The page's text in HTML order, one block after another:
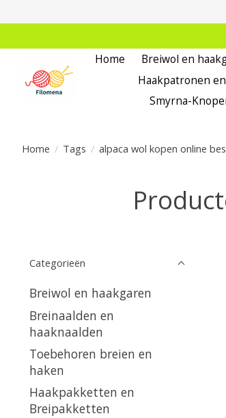
Home Breiwol en
Haakpatronen
Smyrna-
Home / Tags / alpaca wol kopen online
Categorieën
Breiwol en haakgaren
Breinaalden en
haaknaalden
Toebehoren breien en
haken
Haakpakketten en
Breipakketten